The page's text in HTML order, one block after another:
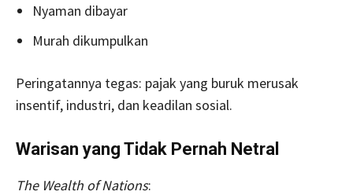
Nyaman dibayar
Murah dikumpulkan
Peringatannya tegas: pajak yang buruk merusak
insentif, industri, dan keadilan sosial.
Warisan yang Tidak Pernah Netral
The Wealth of Nations: